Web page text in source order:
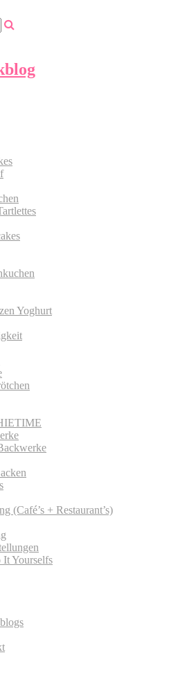
Yoghurt
(Café’s + Restaurant’s)
Yourselfs